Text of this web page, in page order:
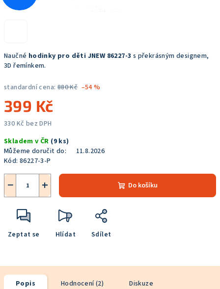
Naučné hodinky pro děti JNEW 86227-3 s překrásným designem,
3D řemínkem.
standardní cena: 880 Kč –54 %
399 Kč
330 Kč bez DPH
cena:
Skladem v ČR (9 ks)
Můžeme doručit do:
11.8.2026
Kód: 86227-3-P
+
− Do košíku
Zeptat se Hlídat Sdílet
Popis Hodnocení (2) Diskuze